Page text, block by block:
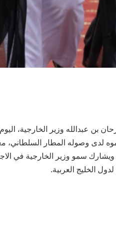
عبدالله وزير الخارجية،
لدى وصوله المطار السلطاني،
سمو وزير الخارجية في
الخليج العربية.